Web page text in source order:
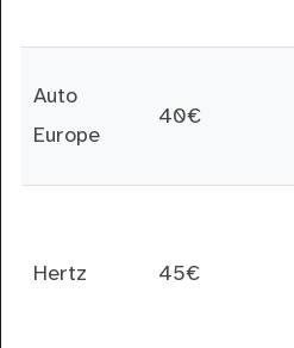
Auto
Europe
40€
Hertz 45€